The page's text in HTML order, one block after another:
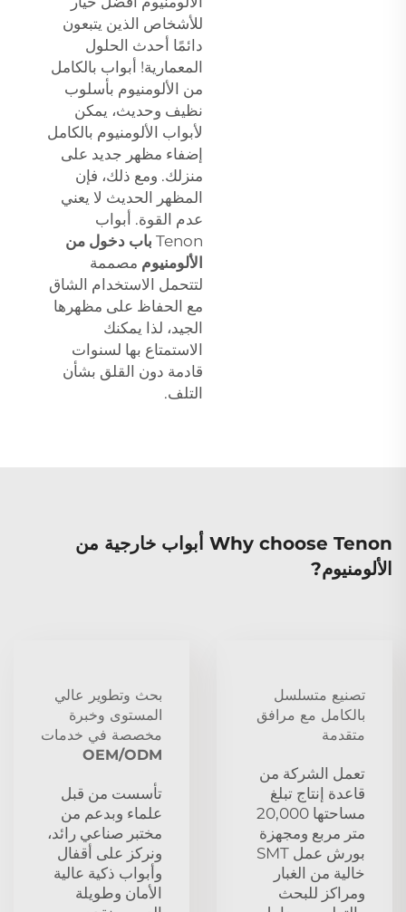
للأشخاص الذين يتبعون
دائمًا أحدث الحلول
المعمارية! أبواب بالكامل
من الألومنيوم بأسلوب
نظيف وحديث، يمكن
لأبواب الألومنيوم بالكامل
إضفاء مظهر جديد على
منزلك. ومع ذلك، فإن
المظهر الحديث لا يعني
عدم القوة. أبواب
Tenon باب دخول من
الألومنيوم مصممة
لتتحمل الاستخدام الشاق
مع الحفاظ على مظهرها
الجيد، لذا يمكنك
الاستمتاع بها لسنوات
قادمة دون القلق بشأن
التلف.
Why choose Tenon أبواب خارجية من
الألومنيوم?
تصنيع متسلسل
بالكامل مع مرافق
متقدمة
تعمل الشركة من
قاعدة إنتاج تبلغ
مساحتها 20,000
متر مربع ومجهزة
بورش عمل SMT
خالية من الغبار
ومراكز للبحث
بحث وتطوير عالي
المستوى وخبرة
مخصصة في خدمات
OEM/ODM
تأسست من قبل
علماء وبدعم من
مختبر صناعي رائد،
ونركز على أقفال
وأبواب ذكية عالية
الأمان وطويلة